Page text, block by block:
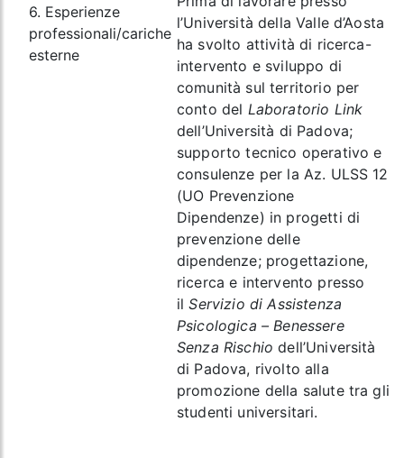
6. Esperienze
professionali/cariche
esterne
l’Università della Valle d’Aosta
ha svolto attività di ricerca-
intervento e sviluppo di
comunità sul territorio per
conto del Laboratorio Link
dell’Università di Padova;
supporto tecnico operativo e
consulenze per la Az. ULSS 12
(UO Prevenzione
Dipendenze) in progetti di
prevenzione delle
dipendenze; progettazione,
ricerca e intervento presso
ilServizio di Assistenza
Psicologica – Benessere
Senza Rischio dell’Università
di Padova, rivolto alla
promozione della salute tra gli
studenti universitari.